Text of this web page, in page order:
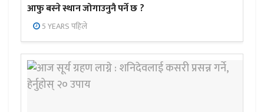
आफु बस्ने स्थान जोगाउनुनै पर्ने छ ?
5 YEARS पहिले